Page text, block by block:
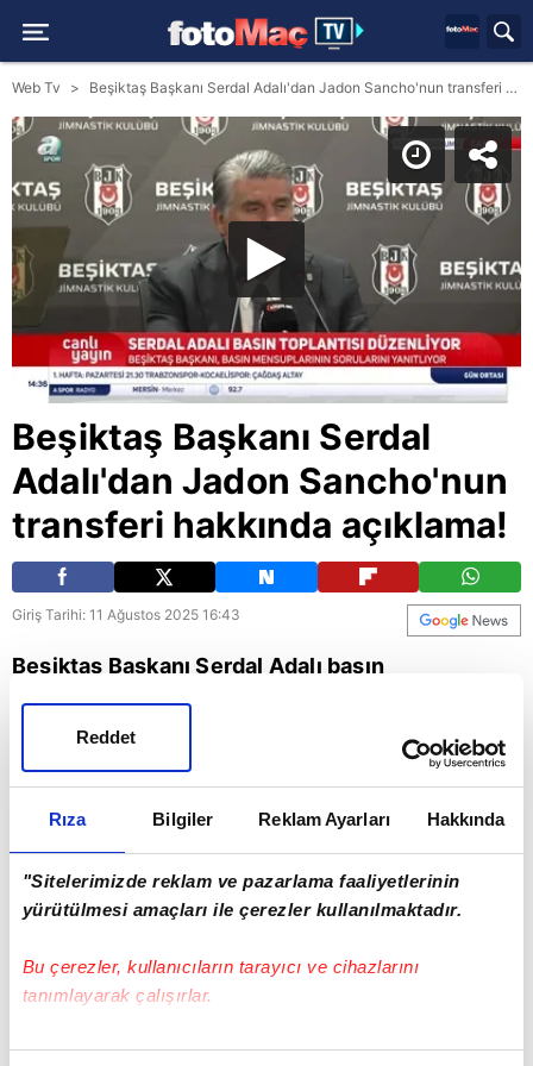
Rıza Bilgiler Reklam Ayarları Hakkında
"Sitelerimizde reklam ve pazarlama faaliyetlerinin
yürütülmesi amaçları ile çerezler kullanılmaktadır.
Bu çerezler, kullanıcıların tarayıcı ve cihazlarını
tanımlayarak çalışırlar.
Bu çerezlere izin vermeniz halinde sizlere özel
Reddet
Web Tv Beşiktaş Başkanı Serdal Adalı'dan Jadon Sancho'nun transferi hakkında açıklama!
Beşiktaş Başkanı Serdal
Adalı'dan Jadon Sancho'nun
transferi hakkında açıklama!
Giriş Tarihi: 11 Ağustos 2025 16:43
Beşiktaş Başkanı Serdal Adalı basın
toplantısında Jadon Sancho transferiyle ilgili
çarpıcı açıklamalarda bulundu. İşte o sözler...